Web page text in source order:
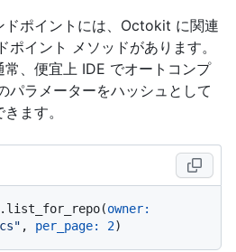
ドポイントには、Octokit に関連
ポイント メソッドがあります。
、便宜上 IDE でオートコンプ
パラメーターをハッシュとして
ます。
owner:
, per_page: 2